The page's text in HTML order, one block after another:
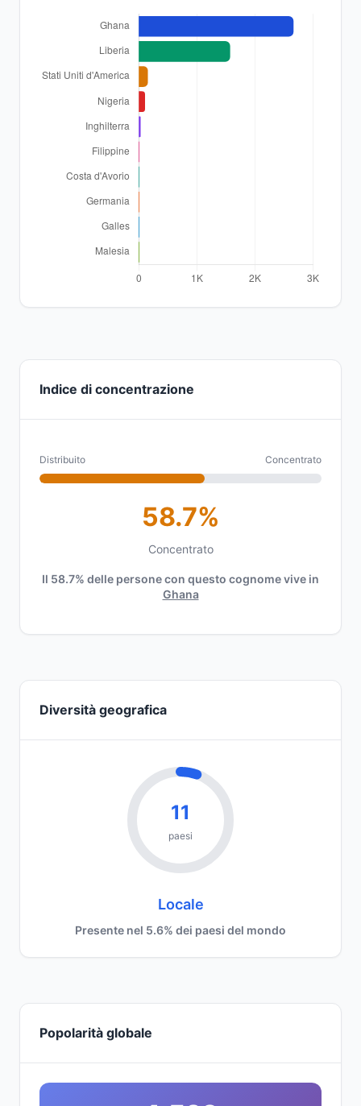
Indice di concentrazione
Distribuito Concentrato
58.7%
Concentrato
Il 58.7% delle persone con questo cognome vive in
Ghana
Diversità geografica
11
paesi
Locale
Presente nel 5.6% dei paesi del mondo
Popolarità globale